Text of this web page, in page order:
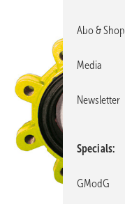
Abo & Shop
Media
Newsletter
Specials
GModG